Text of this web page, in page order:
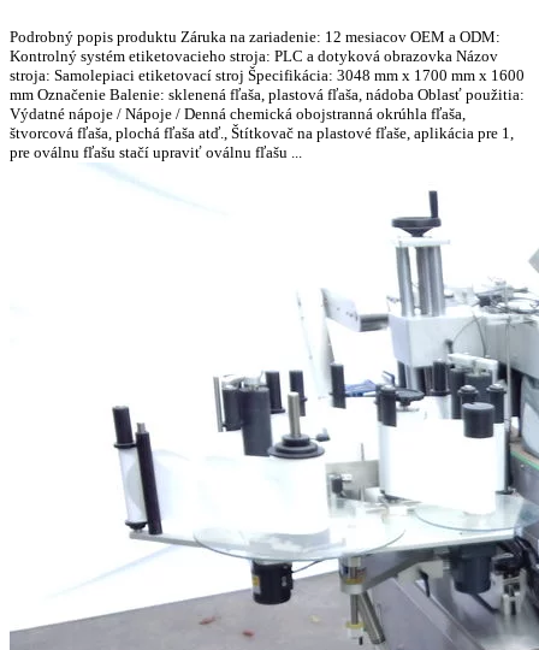
Podrobný popis produktu Záruka na zariadenie: 12 mesiacov OEM a ODM:
Kontrolný systém etiketovacieho stroja: PLC a dotyková obrazovka Názov
stroja: Samolepiaci etiketovací stroj Špecifikácia: 3048 mm x 1700 mm x 1600
mm Označenie Balenie: sklenená fľaša, plastová fľaša, nádoba Oblasť použitia:
Výdatné nápoje / Nápoje / Denná chemická obojstranná okrúhla fľaša,
štvorcová fľaša, plochá fľaša atď., Štítkovač na plastové fľaše, aplikácia pre 1,
pre oválnu fľašu stačí upraviť oválnu fľašu ...